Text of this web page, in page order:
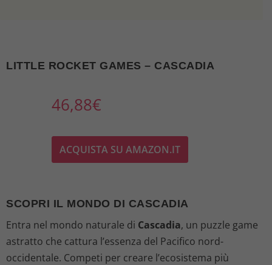
LITTLE ROCKET GAMES – CASCADIA
46,88€
ACQUISTA SU AMAZON.IT
SCOPRI IL MONDO DI CASCADIA
Entra nel mondo naturale di Cascadia, un puzzle game
astratto che cattura l’essenza del Pacifico nord-
occidentale. Competi per creare l’ecosistema più